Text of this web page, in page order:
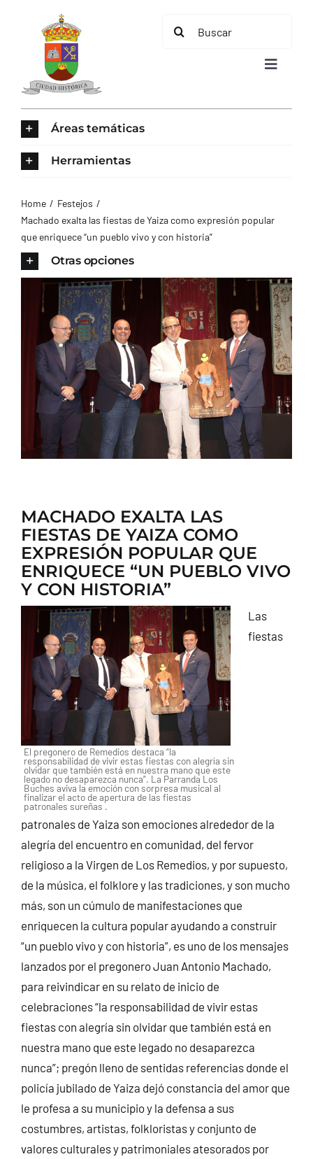
contenido
Buscar:
Toggle
AYUNTAMIENTO
TURISMO
CONTACTO
Áreas temáticas
Herramientas
Home
Festejos
Machado exalta las fiestas de Yaiza como expresión popular
que enriquece “un pueblo vivo y con historia”
Otras opciones
MACHADO EXALTA LAS
FIESTAS DE YAIZA COMO
EXPRESIÓN POPULAR QUE
ENRIQUECE “UN PUEBLO VIVO
Y CON HISTORIA”
El pregonero de Remedios destaca “la
responsabilidad de vivir estas fiestas con alegría sin
olvidar que también está en nuestra mano que este
legado no desaparezca nunca”. La Parranda Los
Buches aviva la emoción con sorpresa musical al
finalizar el acto de apertura de las fiestas
patronales sureñas .
Las
fiestas
patronales de Yaiza son emociones alrededor de la
alegría del encuentro en comunidad, del fervor
religioso a la Virgen de Los Remedios, y por supuesto,
de la música, el folklore y las tradiciones, y son mucho
más, son un cúmulo de manifestaciones que
enriquecen la cultura popular ayudando a construir
“un pueblo vivo y con historia”, es uno de los mensajes
lanzados por el pregonero Juan Antonio Machado,
para reivindicar en su relato de inicio de
celebraciones “la responsabilidad de vivir estas
fiestas con alegría sin olvidar que también está en
nuestra mano que este legado no desaparezca
nunca”; pregón lleno de sentidas referencias donde el
policía jubilado de Yaiza dejó constancia del amor que
le profesa a su municipio y la defensa a sus
costumbres, artistas, folkloristas y conjunto de
valores culturales y patrimoniales atesorados por